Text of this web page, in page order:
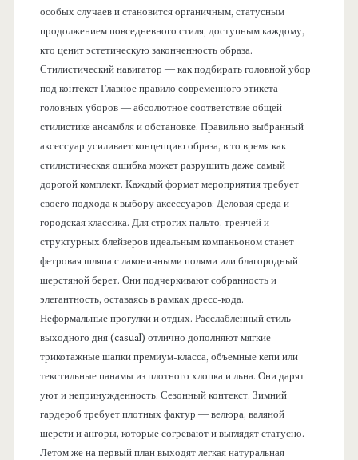
особых случаев и становится органичным, статусным
продолжением повседневного стиля, доступным каждому,
кто ценит эстетическую законченность образа.
Стилистический навигатор — как подбирать головной убор
под контекст Главное правило современного этикета
головных уборов — абсолютное соответствие общей
стилистике ансамбля и обстановке. Правильно выбранный
аксессуар усиливает концепцию образа, в то время как
стилистическая ошибка может разрушить даже самый
дорогой комплект. Каждый формат мероприятия требует
своего подхода к выбору аксессуаров: Деловая среда и
городская классика. Для строгих пальто, тренчей и
структурных блейзеров идеальным компаньоном станет
фетровая шляпа с лаконичными полями или благородный
шерстяной берет. Они подчеркивают собранность и
элегантность, оставаясь в рамках дресс-кода.
Неформальные прогулки и отдых. Расслабленный стиль
выходного дня (casual) отлично дополняют мягкие
трикотажные шапки премиум-класса, объемные кепи или
текстильные панамы из плотного хлопка и льна. Они дарят
уют и непринужденность. Сезонный контекст. Зимний
гардероб требует плотных фактур — велюра, валяной
шерсти и ангоры, которые согревают и выглядят статусно.
Летом же на первый план выходят легкая натуральная